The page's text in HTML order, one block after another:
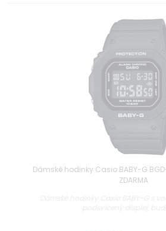
Dámské hodinky Casio BABY-G
ZDARMA